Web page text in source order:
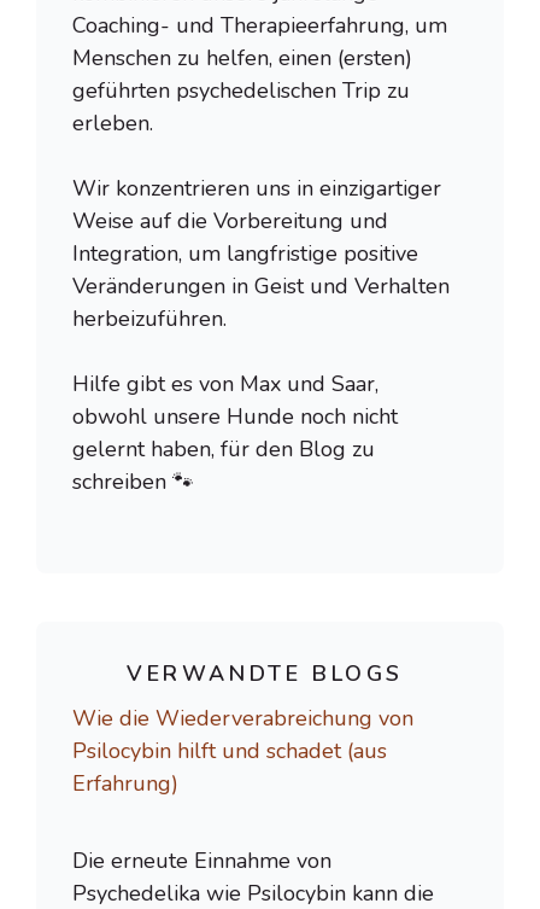
Coaching- und Therapieerfahrung, um
Menschen zu helfen, einen (ersten)
geführten psychedelischen Trip zu
erleben.
Wir konzentrieren uns in einzigartiger
Weise auf die Vorbereitung und
Integration, um langfristige positive
Veränderungen in Geist und Verhalten
herbeizuführen.
Hilfe gibt es von Max und Saar,
obwohl unsere Hunde noch nicht
gelernt haben, für den Blog zu
schreiben 🐾
VERWANDTE BLOGS
Wie die Wiederverabreichung von
Psilocybin hilft und schadet (aus
Erfahrung)
Die erneute Einnahme von
Psychedelika wie Psilocybin kann die